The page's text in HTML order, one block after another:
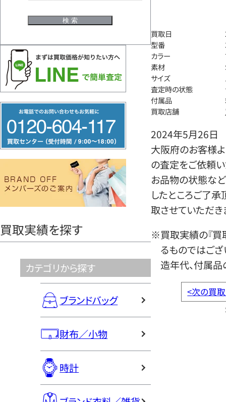
リ
ー
ヤ
買取実績を探す
カテゴリから探す
ブランドバッグ
財布／小物
時計
買取日
型番
カラー
素材
サイズ
査定時の状態
付属品
買取店舗
2024年5月26日
大阪府のお客様
の査定をご依頼い
お品物の状態など
したところご了
取させていただき
※買取実績の『買
るものではござ
造年代、付属品
<次の買